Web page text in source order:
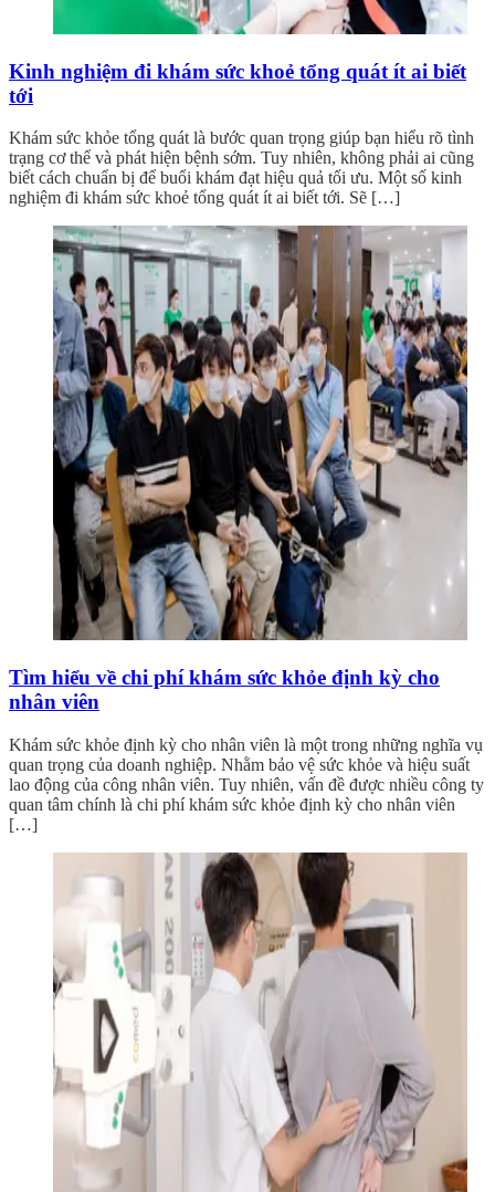
Kinh nghiệm đi khám sức khoẻ tổng quát ít ai biết
tới
Khám sức khỏe tổng quát là bước quan trọng giúp bạn hiểu rõ tình
trạng cơ thể và phát hiện bệnh sớm. Tuy nhiên, không phải ai cũng
biết cách chuẩn bị để buổi khám đạt hiệu quả tối ưu. Một số kinh
nghiệm đi khám sức khoẻ tổng quát ít ai biết tới. Sẽ […]
Tìm hiểu về chi phí khám sức khỏe định kỳ cho
nhân viên
Khám sức khỏe định kỳ cho nhân viên là một trong những nghĩa vụ
quan trọng của doanh nghiệp. Nhằm bảo vệ sức khỏe và hiệu suất
lao động của công nhân viên. Tuy nhiên, vấn đề được nhiều công ty
quan tâm chính là chi phí khám sức khỏe định kỳ cho nhân viên
[…]